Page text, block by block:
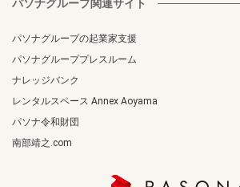
パソナグループ関連サイト
パソナグループの起業家支援
パソナグループプレスルーム
ナレッジバンク
レンタルスペース Annex Aoyama
パソナ令和財団
南部靖之.com